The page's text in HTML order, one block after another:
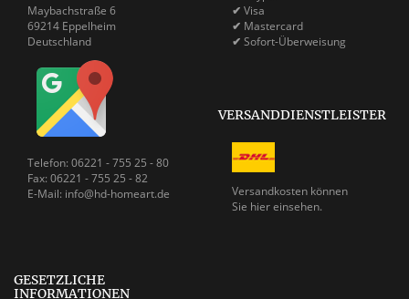
Maybachstraße 6
69214 Eppelheim
Deutschland
Telefon: 06221 - 755 25 - 80
Fax: 06221 - 755 25 - 82
E-Mail: info@hd-homeart.de
✔ Visa
✔ Mastercard
✔ Sofort-Überweisung
VERSANDDIENSTLEISTER
Versandkosten können
Sie hier einsehen.
GESETZLICHE
INFORMATIONEN